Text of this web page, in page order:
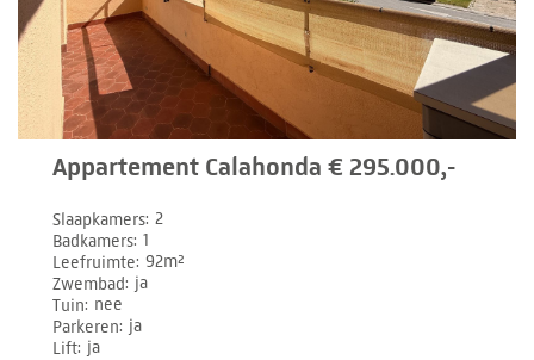
Appartement Calahonda € 295.000,-
Slaapkamers 2
Badkamers 1
Leefruimte 92m²
Zwembad ja
Tuin nee
Parkeren ja
Lift ja